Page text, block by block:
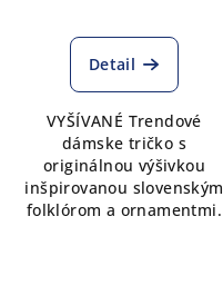
Detail
VYŠÍVANÉ Trendové
dámske tričko s
originálnou výšivkou
inšpirovanou slovenským
folklórom a ornamentmi.